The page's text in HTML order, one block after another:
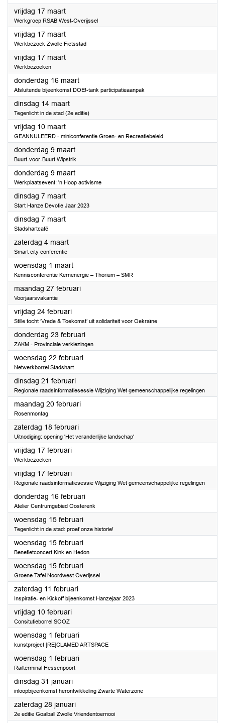
vrijdag 17 maart2023
Werkgroep RSAB West-Overijssel
vrijdag 17 maart2023
Werkbezoek Zwolle Fietsstad
vrijdag 17 maart2023
Werkbezoeken
donderdag 16 maart2023
Afsluitende bijeenkomst DOE!-tank participatieaanpak
dinsdag 14 maart2023
Tegenlicht in de stad (2e editie)
vrijdag 10 maart2023
GEANNULEERD - miniconferentie Groen- en Recreatiebeleid
donderdag 9 maart2023
Buurt-voor-Buurt Wipstrik
donderdag 9 maart2023
Werkplaatsevent: 'n Hoop activisme
dinsdag 7 maart2023
Start Hanze Devotie Jaar 2023
dinsdag 7 maart2023
Stadshartcafé
zaterdag 4 maart2023
Smart city conferentie
woensdag 1 maart2023
Kennisconferentie Kernenergie – Thorium – SMR
maandag 27 februari2023
Voorjaarsvakantie
vrijdag 24 februari2023
Stille tocht ‘Vrede & Toekomst’ uit solidariteit voor Oekraïne
donderdag 23 februari2023
ZAKM - Provinciale verkiezingen
woensdag 22 februari2023
Netwerkborrel Stadshart
dinsdag 21 februari2023
Regionale raadsinformatiesessie Wijziging Wet gemeenschappelijke regelingen
maandag 20 februari2023
Rosenmontag
zaterdag 18 februari2023
Uitnodiging: opening 'Het veranderlijke landschap'
vrijdag 17 februari2023
Werkbezoeken
vrijdag 17 februari2023
Regionale raadsinformatiesessie Wijziging Wet gemeenschappelijke regelingen
donderdag 16 februari2023
Atelier Centrumgebied Oosterenk
woensdag 15 februari2023
Tegenlicht in de stad: proef onze historie!
woensdag 15 februari2023
Benefietconcert Kink en Hedon
woensdag 15 februari2023
Groene Tafel Noordwest Overijssel
zaterdag 11 februari2023
Inspiratie- en Kickoff bijeenkomst Hanzejaar 2023
vrijdag 10 februari2023
Consitutieborrel SOOZ
woensdag 1 februari2023
kunstproject [RE]CLAMED ARTSPACE
woensdag 1 februari2023
Railterminal Hessenpoort
dinsdag 31 januari2023
inloopbijeenkomst herontwikkeling Zwarte Waterzone
zaterdag 28 januari2023
2e editie Goalball Zwolle Vriendentoernooi